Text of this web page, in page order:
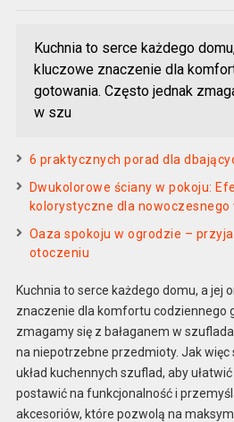
Kuchnia to serce każdego
kluczowe znaczenie dla
gotowania. Często jednak
w szu
6 praktycznych porad dla
Dwukolorowe ściany w pokoju:
kolorystyczne dla nowoczesnego
Oaza spokoju w ogrodzie –
otoczeniu
Kuchnia to serce każdego domu, a jej
znaczenie dla komfortu codziennego
zmagamy się z bałaganem w
na niepotrzebne przedmioty. Jak
układ kuchennych szuflad, aby
postawić na funkcjonalność i
akcesoriów, które pozwolą na